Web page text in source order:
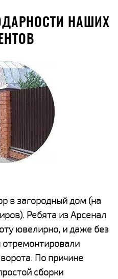
НАШИХ
в загородный дом (на
Ребята из Арсенал
ювелирно, и даже без
По причине
сборки